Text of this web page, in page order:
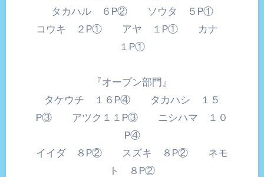
タカハル ６P② ソウタ ５P①
コウキ ２P① アヤ １P① カナ
１P①
『オープン部門』
タケウチ １６P④ タカハシ １５
P③ アツク１１P③ ニシハマ １０
P④
イイダ ８P② スズキ ８P② ネモ
ト ８P②